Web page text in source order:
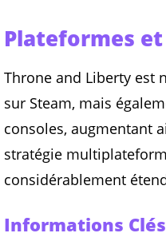
Plateformes
Throne and Liberty est
sur Steam, mais
consoles, augmentant
stratégie
considérablement
Informations